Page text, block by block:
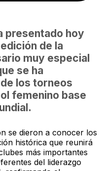
presentado hoy
de la
muy especial
se ha
los torneos
femenino base
se dieron a conocer los
histórica que reunirá
más importantes
del liderazgo